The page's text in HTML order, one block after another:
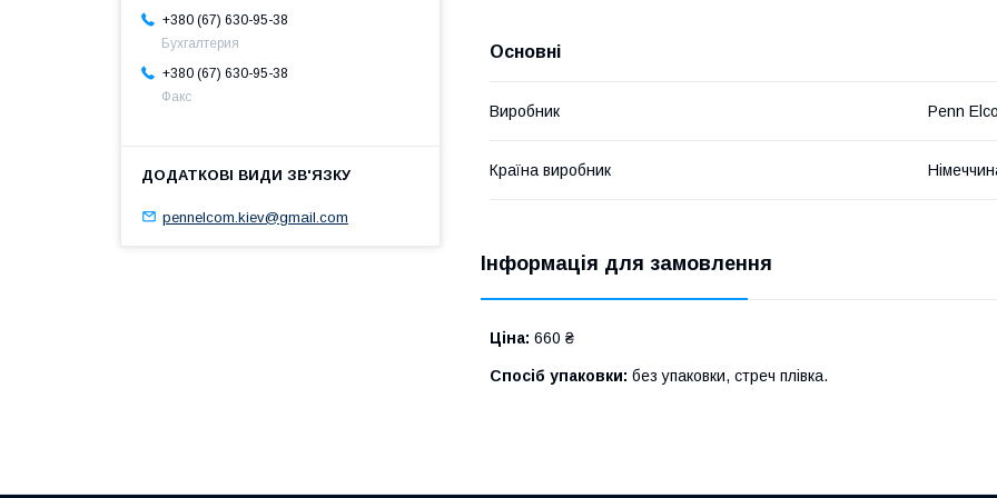
Основні
Виробник Penn
Країна виробник
Інформація для замовлення
Ціна: 660 ₴
Спосіб упаковки: без упаковки, стреч плівка.
+380 (67) 630-95-38
Бухгалтерия
+380 (67) 630-95-38
Факс
pennelcom.kiev@gmail.com